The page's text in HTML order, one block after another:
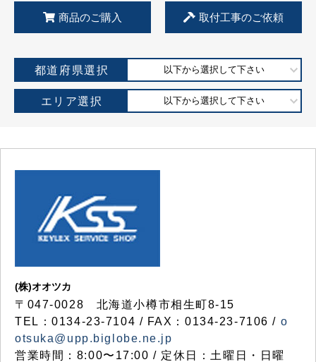
商品のご購入 取付工事のご依頼
都道府県選択 以下から選択して下さい
エリア選択 以下から選択して下さい
(株)オオツカ
〒047-0028 北海道小樽市相生町8-15
TEL：0134-23-7104 / FAX：0134-23-7106 / o
otsuka@upp.biglobe.ne.jp
営業時間：8:00〜17:00 / 定休日：土曜日・日曜